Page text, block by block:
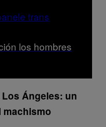
los hombres
Ángeles: un
machismo